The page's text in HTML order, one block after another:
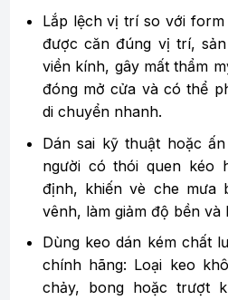
Lắp lệch vị trí so với
được căn đúng vị trí,
viền kính, gây mất thẩm
đóng mở cửa và có thể
di chuyển nhanh.
Dán sai kỹ thuật hoặc
người có thói quen kéo
định, khiến vè che mưa
vênh, làm giảm độ bền và
Dùng keo dán kém chất
chính hãng: Loại keo
chảy, bong hoặc trượt